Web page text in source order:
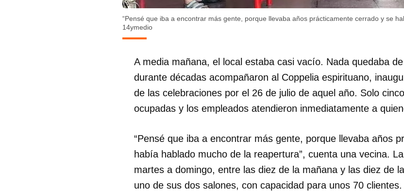
Guardar como favorito
INICIAR SESIÓN
“Pensé que iba a encontrar más gente, porque llevaba años prácticamente cerrado y se
14ymedio
A media mañana, el local estaba casi vacío. Nada quedaba
durante décadas acompañaron al Coppelia espirituano,
de las celebraciones por el 26 de julio de aquel año. Solo
ocupadas y los empleados atendieron inmediatamente a
“Pensé que iba a encontrar más gente, porque llevaba años
había hablado mucho de la reapertura”, cuenta una vecina.
martes a domingo, entre las diez de la mañana y las diez de
uno de sus dos salones, con capacidad para unos 70 clientes.